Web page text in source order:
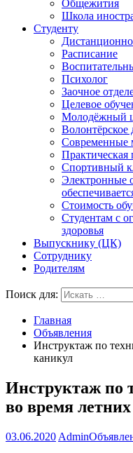
Общежития
Школа
Студенту
Расписание
Психолог
Заочное
Целевое
Молодёжный
Современные
Практическая
Спортивный
Электронные
Стоимость
Студентам с
здоровья
Выпускнику (ЦК)
Сотруднику
Родителям
Поиск для:
Главная
Объявления
Инструктаж по
каникул
Инструктаж по
во время
03.06.2020 Admin